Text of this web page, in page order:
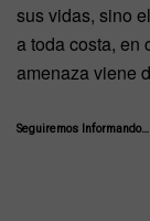
sus vidas, sino
a toda costa, en
amenaza viene
Seguiremos Informando…